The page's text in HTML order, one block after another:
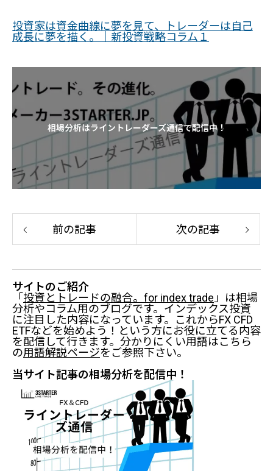
投資家は資金曲線に夢を見て、トレーダーは自己
成長に夢を描く。｜新投資戦略コラム１
相場分析はライントレーダーズ通信で配信中！
前の記事 次の記事
サイトのご紹介
「 投資とトレードの融合。for index trade 」は相場
分析やコラム用のブログです。インデックス投資
に注目した内容になっています。これからFX CFD
ETFなどを始めよう！という方にお役に立てる内容
を配信して行きます。分かりにくい用語はこちら
の用語解説ページをご参照下さい。
当サイト記事の相場分析を配信中！